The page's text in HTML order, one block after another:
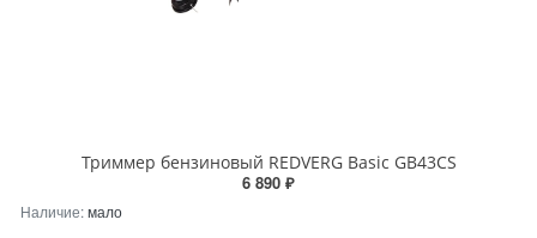
Триммер бензиновый REDVERG Basic GB43CS
6 890 ₽
Наличие:мало